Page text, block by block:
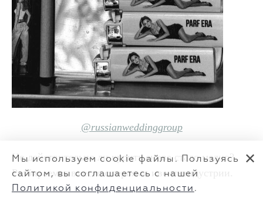
@russianweddinggroup
Но действительно ли курить снова стало модно?
Разбираемся вместе с героями ивент-индустрии.
Мы используем cookie файлы. Пользуясь
сайтом, вы соглашаетесь с нашей
Политикой конфиденциальности .
✕